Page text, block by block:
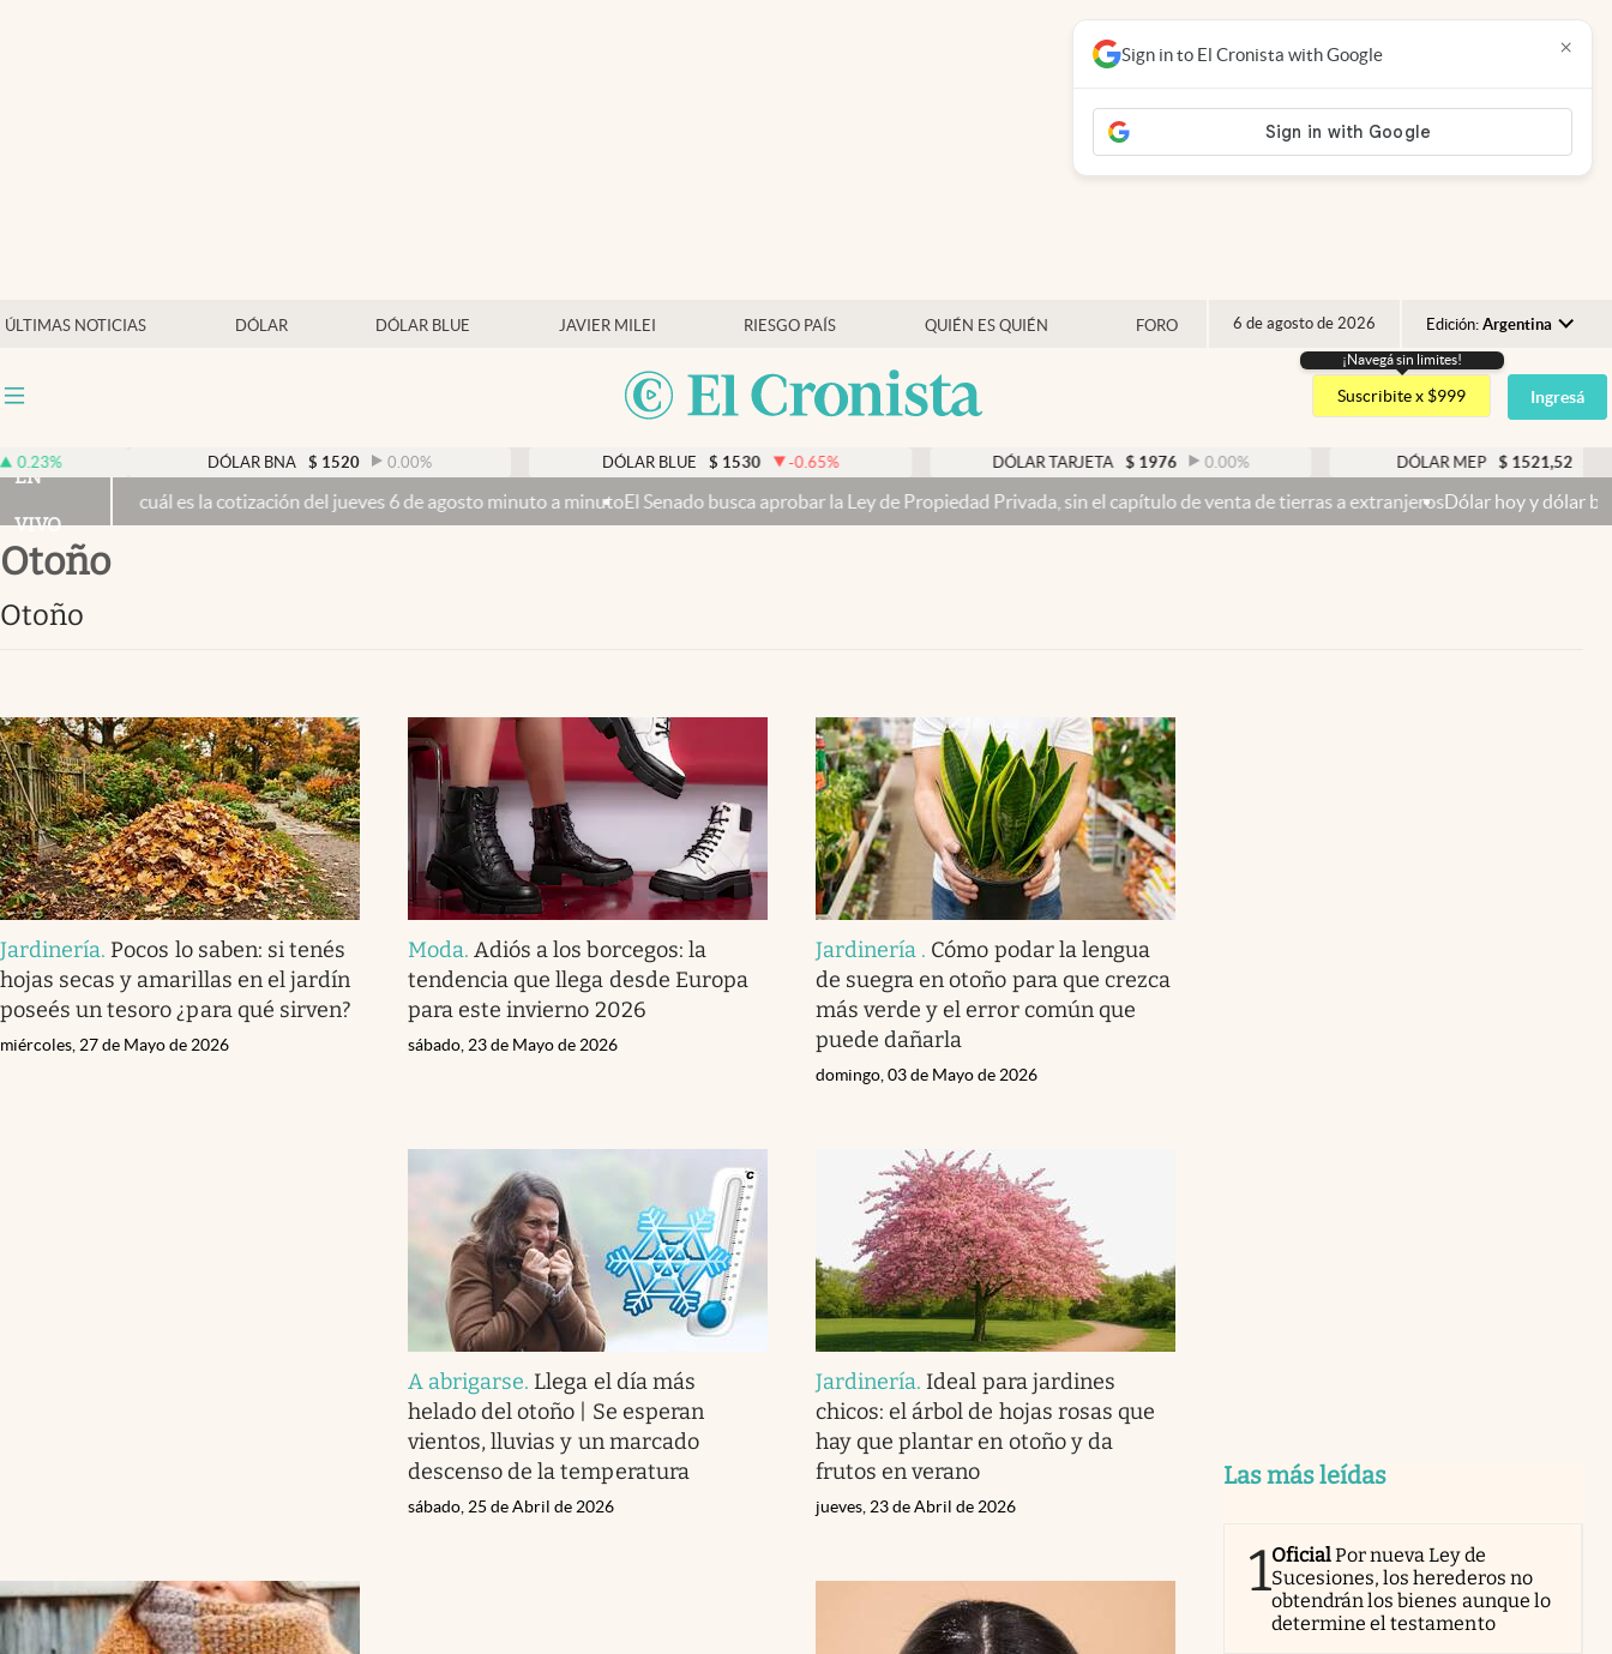
ÚLTIMAS NOTICIAS DÓLAR DÓLAR BLUE JAVIER MILEI RIESGO PAÍS QUIÉN ES QUIÉN FORO 6 de agosto de 2026 Edición: Argentina
Argentina
España
USA
Colombia
Mercados Online
Otras secciones
Infotechnology
Eventos Corporativos
El Cronista Studio
Mediakit
abre en nueva pestaña
¡Navegá sin limites!
Suscribite x $999 Ingresá
$ 1520 0.00% DÓLAR BLUE $ 1530 -0.65% DÓLAR TARJETA $ 1976 0.00% DÓLAR MEP $ 1521,52 0.23%
EN
VIVO
es la cotización del jueves 6 de agosto minuto a minuto El Senado busca aprobar la Ley de Propiedad Privada, sin el capítulo de venta de tierras a extranjerosDólar hoy y dólar blue hoy: cuál es
Sign in to El Cronista with Google ×
otoño
otoño
Jardinería. Pocos lo saben: si tenés
hojas secas y amarillas en el jardín
poseés un tesoro ¿para qué sirven?
miércoles, 27 de Mayo de 2026
Moda.Adiós a los borcegos: la
tendencia que llega desde Europa
para este invierno 2026
sábado, 23 de Mayo de 2026
Jardinería . Cómo podar la lengua
de suegra en otoño para que crezca
más verde y el error común que
puede dañarla
domingo, 03 de Mayo de 2026
A abrigarse. Llega el día más
helado del otoño | Se esperan
vientos, lluvias y un marcado
descenso de la temperatura
sábado, 25 de Abril de 2026
Jardinería. Ideal para jardines
chicos: el árbol de hojas rosas que
hay que plantar en otoño y da
frutos en verano
jueves, 23 de Abril de 2026
Las más leídas
1OficialPor nueva Ley de
Sucesiones, los herederos no
obtendrán los bienes aunque lo
determine el testamento